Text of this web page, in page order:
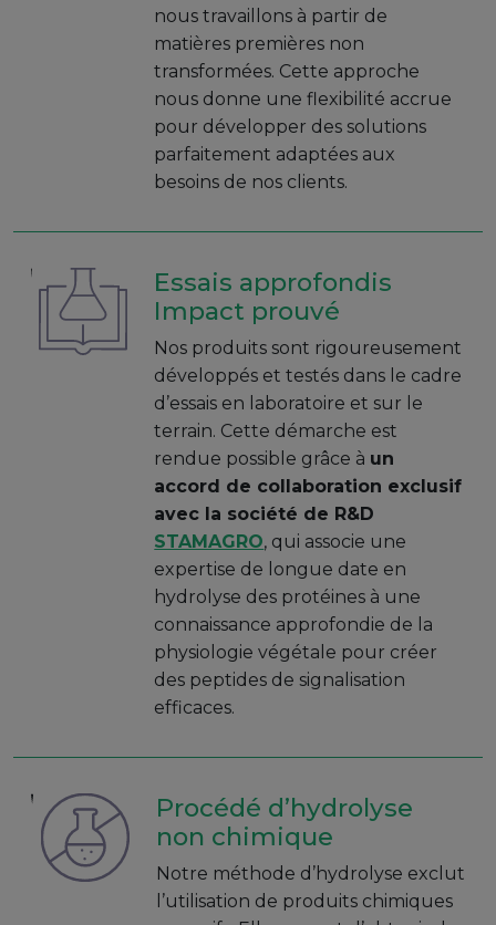
nous travaillons à partir de
matières premières non
transformées. Cette approche
nous donne une flexibilité accrue
pour développer des solutions
parfaitement adaptées aux
besoins de nos clients.
Essais approfondis
Impact prouvé
Nos produits sont rigoureusement
développés et testés dans le cadre
d’essais en laboratoire et sur le
terrain. Cette démarche est
rendue possible grâce à un
accord de collaboration exclusif
avec la société de R&D
STAMAGRO, qui associe une
expertise de longue date en
hydrolyse des protéines à une
connaissance approfondie de la
physiologie végétale pour créer
des peptides de signalisation
efficaces.
Procédé d’hydrolyse
non chimique
Notre méthode d’hydrolyse exclut
l’utilisation de produits chimiques